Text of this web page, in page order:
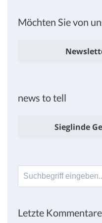
Möchten Sie von
news to tell
Sieglinde
Suche
nach:
Letzte Kommentare